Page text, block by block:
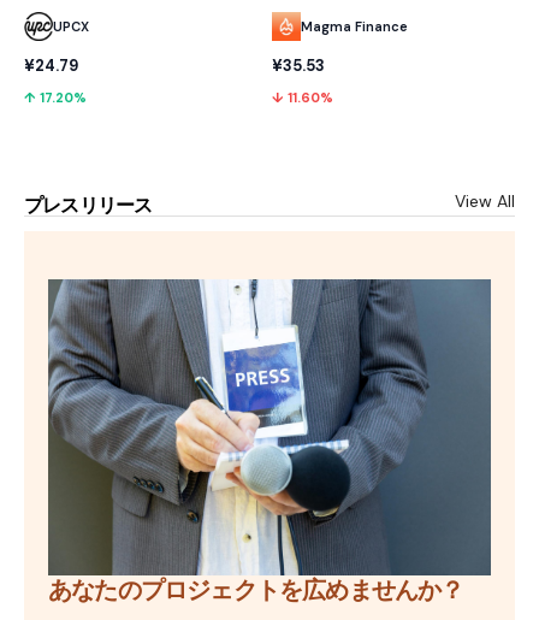
UPCX
¥24.79
↑ 17.20%
Magma Finance
¥35.53
↓ 11.60%
プレスリリース View All
あなたのプロジェクトを広めませんか？